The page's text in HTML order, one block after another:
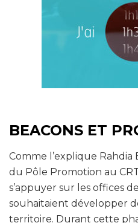
BEACONS ET
Comme l’explique Rahdia
du Pôle Promotion au
s’appuyer sur les offices
souhaitaient développer
territoire. Durant cette